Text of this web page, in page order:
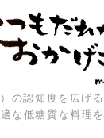
の認知度を広げ
適な低糖質な料理